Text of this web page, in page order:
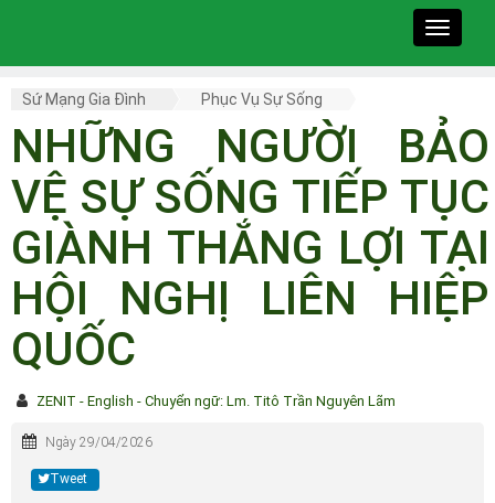
Toggle
Sứ Mạng Gia Đình Phục Vụ Sự Sống
NHỮNG NGƯỜI BẢO
VỆ SỰ SỐNG TIẾP TỤC
GIÀNH THẮNG LỢI TẠI
HỘI NGHỊ LIÊN HIỆP
QUỐC
ZENIT - English - Chuyển ngữ: Lm. Titô Trần Nguyên Lãm
Ngày 29/04/2026
Tweet